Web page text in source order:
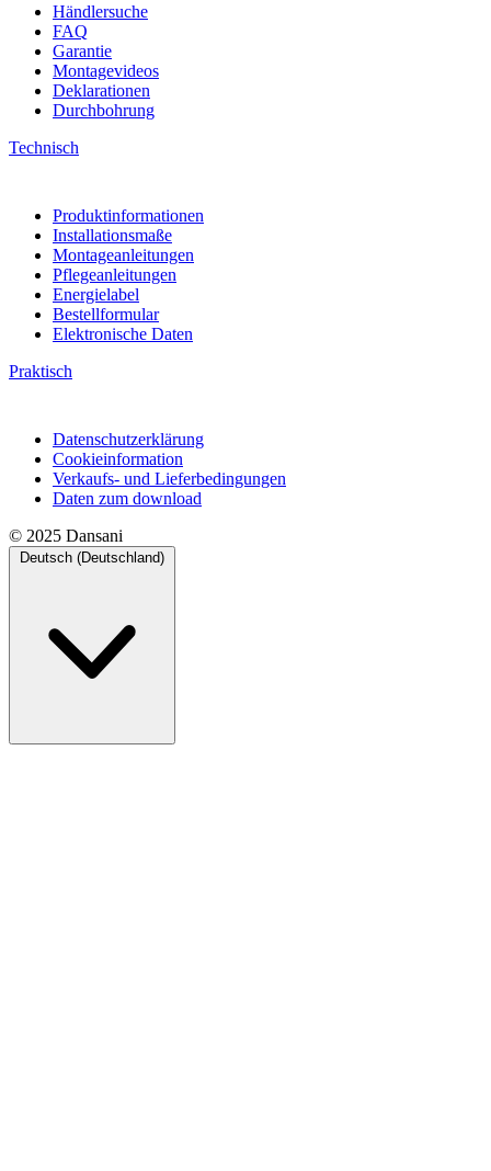
Händlersuche
FAQ
Garantie
Montagevideos
Deklarationen
Durchbohrung
Technisch
Produktinformationen
Installationsmaße
Montageanleitungen
Pflegeanleitungen
Energielabel
Bestellformular
Elektronische Daten
Praktisch
Datenschutzerklärung
Cookieinformation
Verkaufs- und Lieferbedingungen
Daten zum download
© 2025 Dansani
Deutsch (Deutschland)